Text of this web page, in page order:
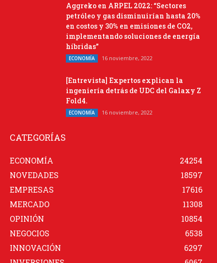
Aggreko en ARPEL 2022: “Sectores
petróleo y gas disminuirían hasta 20%
en costos y 30% en emisiones de CO2,
implementando soluciones de energía
híbridas”
ECONOMÍA 16 noviembre, 2022
[Entrevista] Expertos explican la
ingeniería detrás de UDC del Galaxy Z
Fold4.
ECONOMÍA 16 noviembre, 2022
CATEGORÍAS
ECONOMÍA
24254
NOVEDADES
18597
EMPRESAS
17616
MERCADO
11308
OPINIÓN
10854
NEGOCIOS
6538
INNOVACIÓN
6297